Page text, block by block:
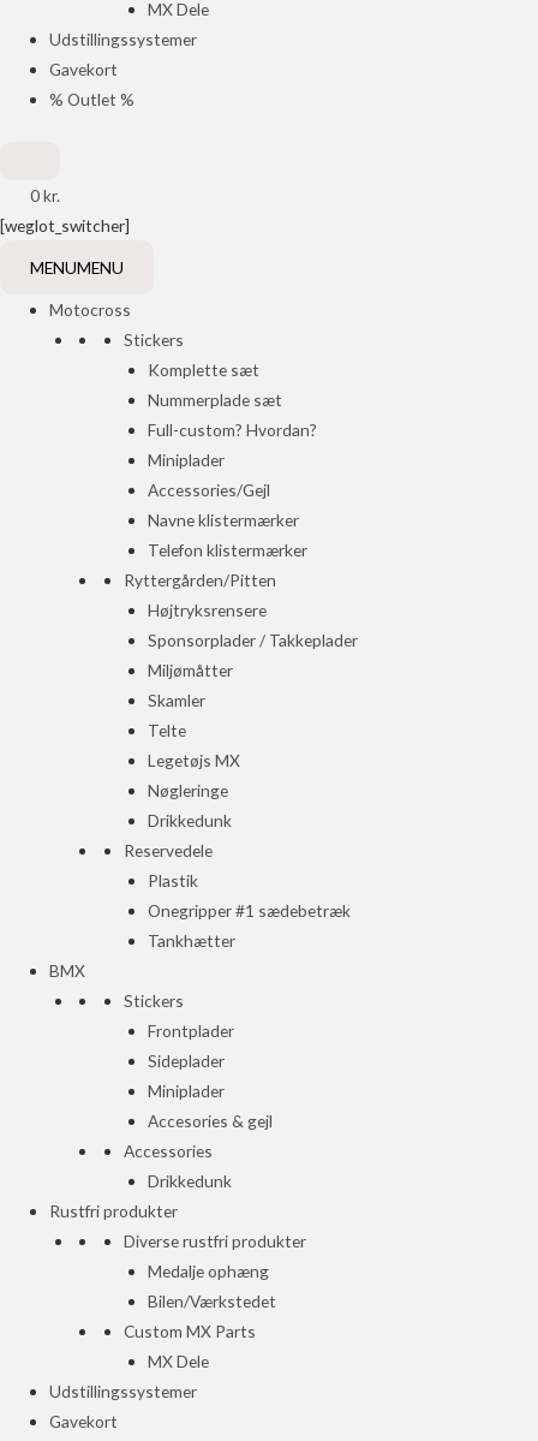
MX Dele
Udstillingssystemer
Gavekort
% Outlet %
0kr.
[weglot_switcher]
MENUMENU
Motocross
Stickers
Komplette sæt
Nummerplade sæt
Full-custom? Hvordan?
Miniplader
Accessories/Gejl
Navne klistermærker
Telefon klistermærker
Ryttergården/Pitten
Højtryksrensere
Sponsorplader / Takkeplader
Miljømåtter
Skamler
Telte
Legetøjs MX
Nøgleringe
Drikkedunk
Reservedele
Plastik
Onegripper #1 sædebetræk
Tankhætter
BMX
Stickers
Frontplader
Sideplader
Miniplader
Accesories & gejl
Accessories
Drikkedunk
Rustfri produkter
Diverse rustfri produkter
Medalje ophæng
Bilen/Værkstedet
Custom MX Parts
MX Dele
Udstillingssystemer
Gavekort